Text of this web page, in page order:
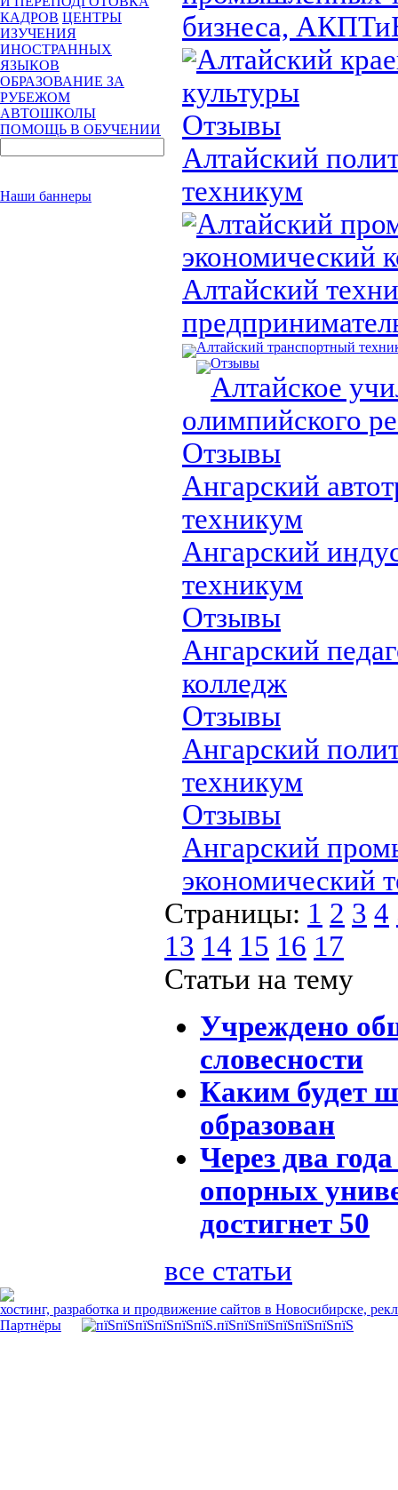
КАДРОВ ЦЕНТРЫ
ИЗУЧЕНИЯ
ИНОСТРАННЫХ
ЯЗЫКОВ
ОБРАЗОВАНИЕ ЗА
РУБЕЖОМ
АВТОШКОЛЫ
ПОМОЩЬ В ОБУЧЕНИИ
Наши баннеры
бизнеса,
Алтайский
культуры
Отзывы
Алтайский
техникум
Алтайский
Алтайский
Алтайский транспортный
Отзывы
Алтайское
олимпийского
Отзывы
Ангарский
техникум
Ангарский
техникум
Отзывы
Ангарский
колледж
Отзывы
Ангарский
техникум
Отзывы
Ангарский
экономический
Страницы: 1 2 3 4
13 14 15 16 17
Статьи на тему
Учреждено
словесности
Каким будет
образован
Через два
опорных
достигнет 50
все статьи
хостинг, разработка и продвижение сайтов в Новосибирске,
Партнёры